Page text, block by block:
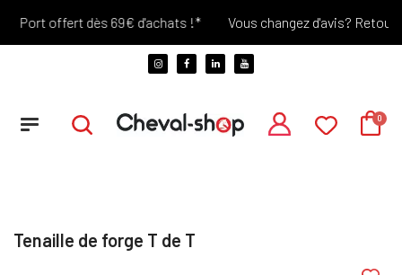
Port offert dès 69€ d'achats !* Vous changez d'avis? Retour
Tenaille de forge T de T